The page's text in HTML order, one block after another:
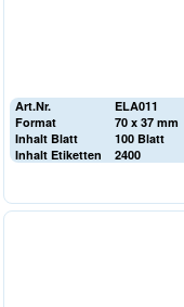
Art.Nr.
ELA011
Format
70 x 37 mm
Inhalt Blatt
100 Blatt
Inhalt Etiketten
2400